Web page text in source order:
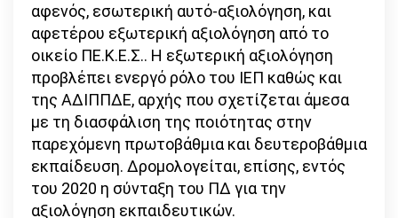
αφενός, εσωτερική αυτό-αξιολόγηση, και
αφετέρου εξωτερική αξιολόγηση από το
οικείο ΠΕ.Κ.Ε.Σ.. Η εξωτερική αξιολόγηση
προβλέπει ενεργό ρόλο του ΙΕΠ καθώς και
της ΑΔΙΠΠΔΕ, αρχής που σχετίζεται άμεσα
με τη διασφάλιση της ποιότητας στην
παρεχόμενη πρωτοβάθμια και δευτεροβάθμια
εκπαίδευση. Δρομολογείται, επίσης, εντός
του 2020 η σύνταξη του ΠΔ για την
αξιολόγηση εκπαιδευτικών.